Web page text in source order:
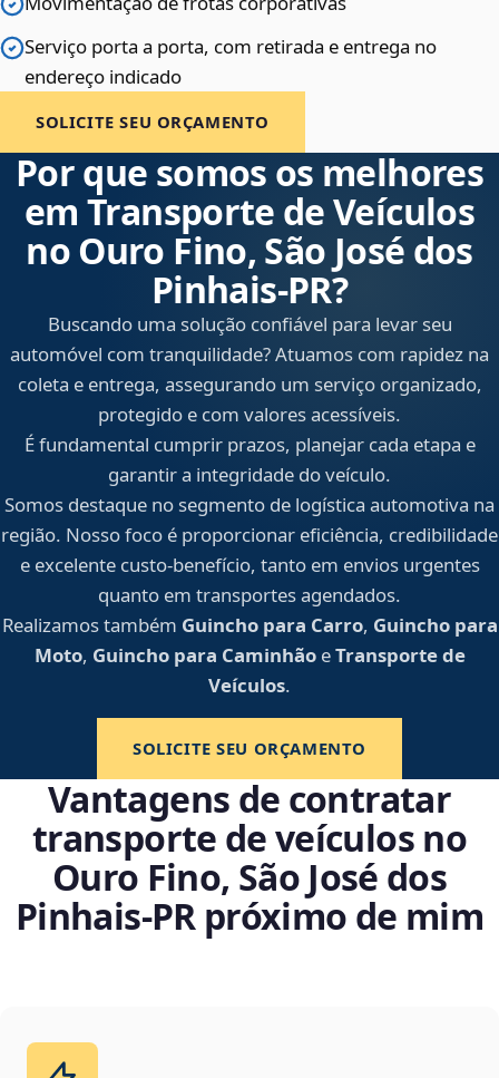
Serviço porta a porta, com retirada e entrega no
endereço indicado
SOLICITE SEU ORÇAMENTO
Por que somos os melhores
em Transporte de Veículos
no Ouro Fino, São José dos
Pinhais‑PR?
Buscando uma solução confiável para levar seu
automóvel com tranquilidade? Atuamos com rapidez na
coleta e entrega, assegurando um serviço organizado,
protegido e com valores acessíveis.
É fundamental cumprir prazos, planejar cada etapa e
garantir a integridade do veículo.
Somos destaque no segmento de logística automotiva na
região. Nosso foco é proporcionar eficiência, credibilidade
e excelente custo-benefício, tanto em envios urgentes
quanto em transportes agendados.
Realizamos também Guincho para Carro, Guincho para
Moto, Guincho para CaminhãoeTransporte de
Veículos.
SOLICITE SEU ORÇAMENTO
Vantagens de contratar
transporte de veículos no
Ouro Fino, São José dos
Pinhais‑PR próximo de mim